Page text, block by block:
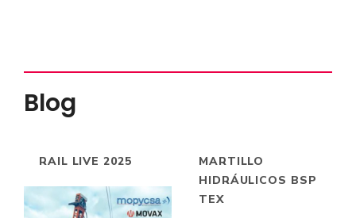
Blog
RAIL LIVE 2025
MARTILLO
HIDRÁULICOS BSP
TEX